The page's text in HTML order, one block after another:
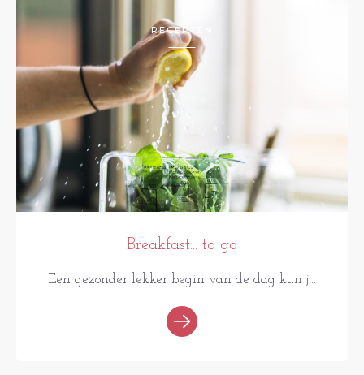
RECEPTEN
Breakfast... to go
Een gezonder lekker begin van de dag kun j...